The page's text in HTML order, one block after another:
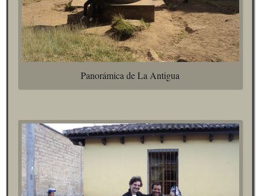
Panorámica de La Antigua